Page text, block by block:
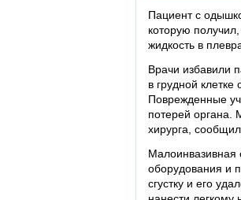
Пациент с
которую
жидкость в
Врачи избавили
в грудной
Поврежденные
потерей органа.
хирурга,
Малоинвазивная
оборудования и
сгустку и его